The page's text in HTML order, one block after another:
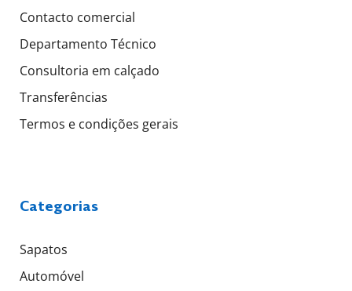
Contacto comercial
Departamento Técnico
Consultoria em calçado
Transferências
Termos e condições gerais
Categorias
Sapatos
Automóvel